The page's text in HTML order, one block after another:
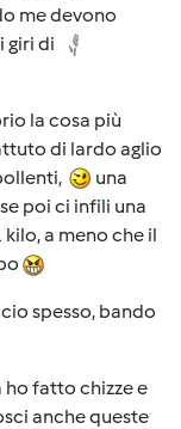
me devono
giri di
la cosa più
di lardo aglio
una
poi ci infili una
a meno che il
spesso, bando
fatto chizze e
anche queste